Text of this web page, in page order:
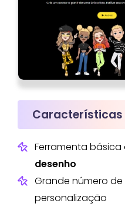
Características
Ferramenta
desenho
Grande número
personalização